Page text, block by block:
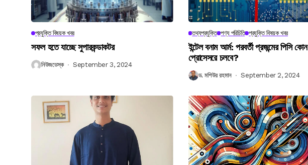
প্রযুক্তি বিষয়ক খবর
সফল হতে যাচ্ছে সুপারকন্ডাকটর
নিউজডেস্ক September 3, 2024
তথ্যপ্রযুক্তি পণ্য পরিচিতি প্রযুক্তি বিষয়ক খবর
ইন্টেল বনাম আর্ম: পরবর্তী প্রজন্মের পিসি কোন
প্রোসেসরে চলবে?
ড. মশিউর রহমান September 2, 2024